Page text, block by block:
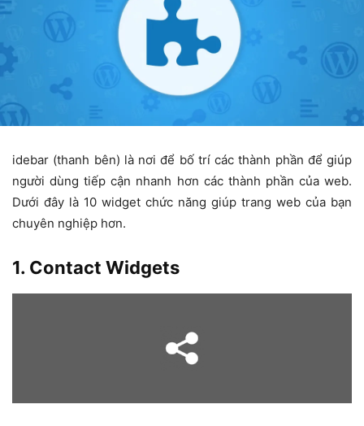
idebar (thanh bên) là nơi để bố trí các thành phần để giúp
người dùng tiếp cận nhanh hơn các thành phần của web.
Dưới đây là 10 widget chức năng giúp trang web của bạn
chuyên nghiệp hơn.
1. Contact Widgets